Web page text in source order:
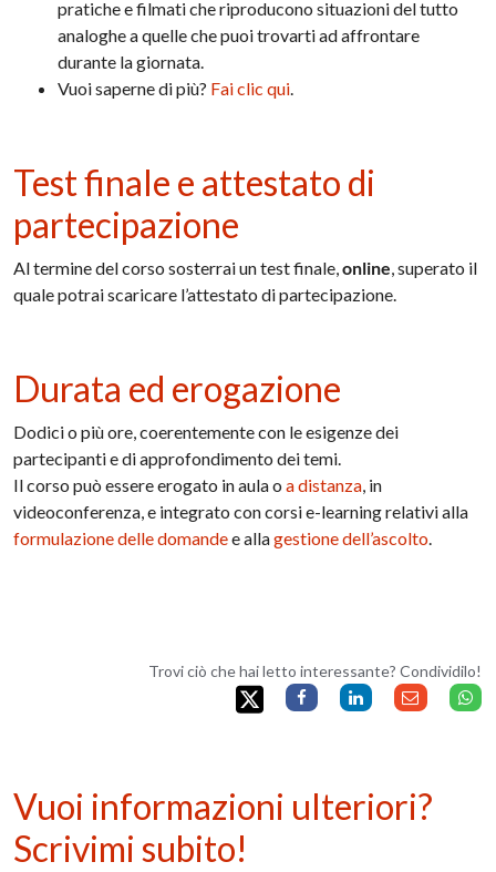
pratiche e filmati che riproducono situazioni del tutto
analoghe a quelle che puoi trovarti ad affrontare
durante la giornata.
Vuoi saperne di più? Fai clic qui.
Test finale e attestato di
partecipazione
Al termine del corso sosterrai un test finale,online, superato il
quale potrai scaricare l’attestato di partecipazione.
Durata ed erogazione
Dodici o più ore, coerentemente con le esigenze dei
partecipanti e di approfondimento dei temi.
Il corso può essere erogato in aula oa distanza, in
videoconferenza, e integrato con corsi e-learning relativi alla
formulazione delle domandee allagestione dell’ascolto.
Trovi ciò che hai letto interessante? Condividilo!
Vuoi informazioni ulteriori?
Scrivimi subito!